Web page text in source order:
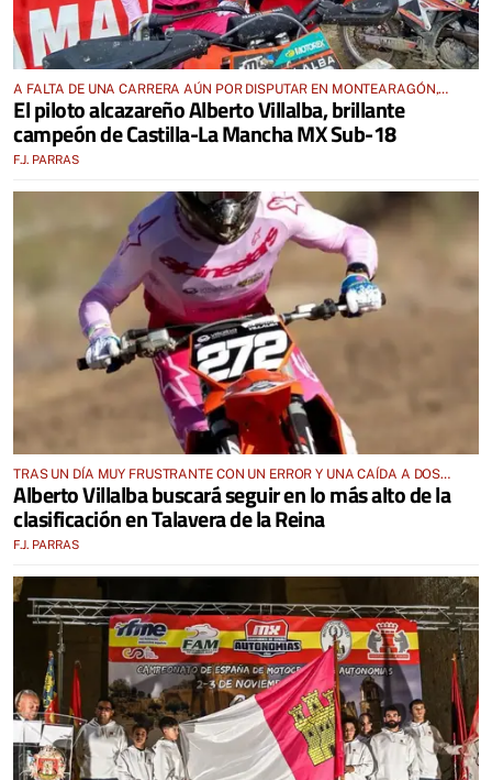
A FALTA DE UNA CARRERA AÚN POR DISPUTAR EN MONTEARAGÓN,
LOGRA EL TÍTULO REGIONAL
El piloto alcazareño Alberto Villalba, brillante
campeón de Castilla-La Mancha MX Sub-18
F.J. PARRAS
TRAS UN DÍA MUY FRUSTRANTE CON UN ERROR Y UNA CAÍDA A DOS
VUELTAS DEL FINAL EN LA VILLA
Alberto Villalba buscará seguir en lo más alto de la
clasificación en Talavera de la Reina
F.J. PARRAS